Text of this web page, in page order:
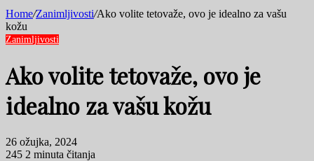
Home/Zanimljivosti/Ako volite tetovaže, ovo je idealno za vašu
kožu
Zanimljivosti
Ako volite tetovaže, ovo je
idealno za vašu kožu
26 ožujka, 2024
245 2 minuta čitanja